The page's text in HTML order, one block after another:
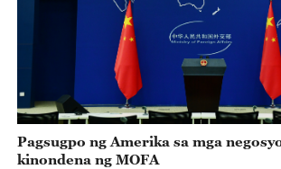
Pagsugpo ng Amerika sa mga
kinondena ng MOFA